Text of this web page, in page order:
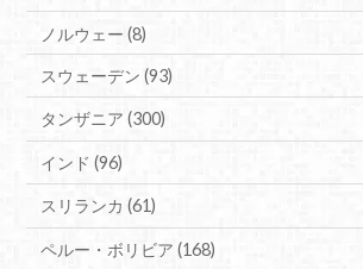
ノルウェー (8)
スウェーデン (93)
タンザニア (300)
インド (96)
スリランカ (61)
ペルー・ボリビア (168)